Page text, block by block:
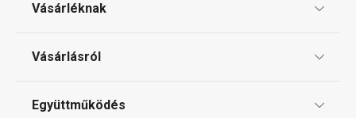
Vásárléknak
Gyakori kérdések
Vásárlásról
Együttműködés